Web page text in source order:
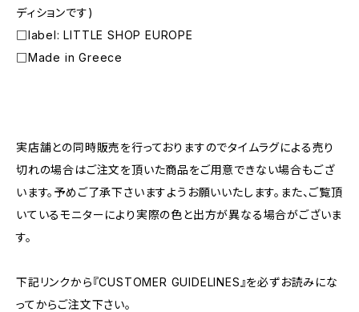
ディションです)
□label: LITTLE SHOP EUROPE
□Made in Greece
実店舗との同時販売を行っておりますのでタイムラグによる売り
切れの場合はご注文を頂いた商品をご用意できない場合もござ
います。予めご了承下さいますようお願いいたします。また、ご覧頂
いているモニターにより実際の色と出方が異なる場合がございま
す。
下記リンクから『CUSTOMER GUIDELINES』を必ずお読みにな
ってからご注文下さい。